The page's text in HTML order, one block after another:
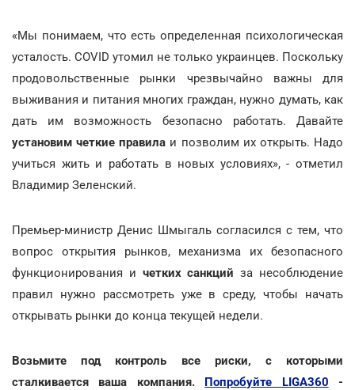
«Мы понимаем, что есть определенная психологическая
усталость. COVID утомил не только украинцев. Поскольку
продовольственные рынки чрезвычайно важны для
выживания и питания многих граждан, нужно думать, как
дать им возможность безопасно работать. Давайте
установим четкие правила и позволим их открыть. Надо
учиться жить и работать в новых условиях», - отметил
Владимир Зеленский.
Премьер-министр Денис Шмыгаль согласился с тем, что
вопрос открытия рынков, механизма их безопасного
функционирования и четких санкций за несоблюдение
правил нужно рассмотреть уже в среду, чтобы начать
открывать рынки до конца текущей недели.
Возьмите под контроль все риски, с которыми
сталкивается ваша компания. Попробуйте LIGA360 -